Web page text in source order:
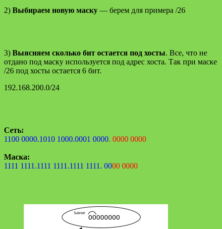
2) Выбираем новую маску — берем для примера /26
3) Выясняем сколько бит остается под хосты. Все, что не
отдано под маску используется под адрес хоста. Так при маске
/26 под хосты остается 6 бит.
192.168.200.0/24
Сеть:
1100 0000.1010 1000.0001 0000. 0000 0000
Маска:
1111 1111.1111 1111.1111 1111. 0000 0000